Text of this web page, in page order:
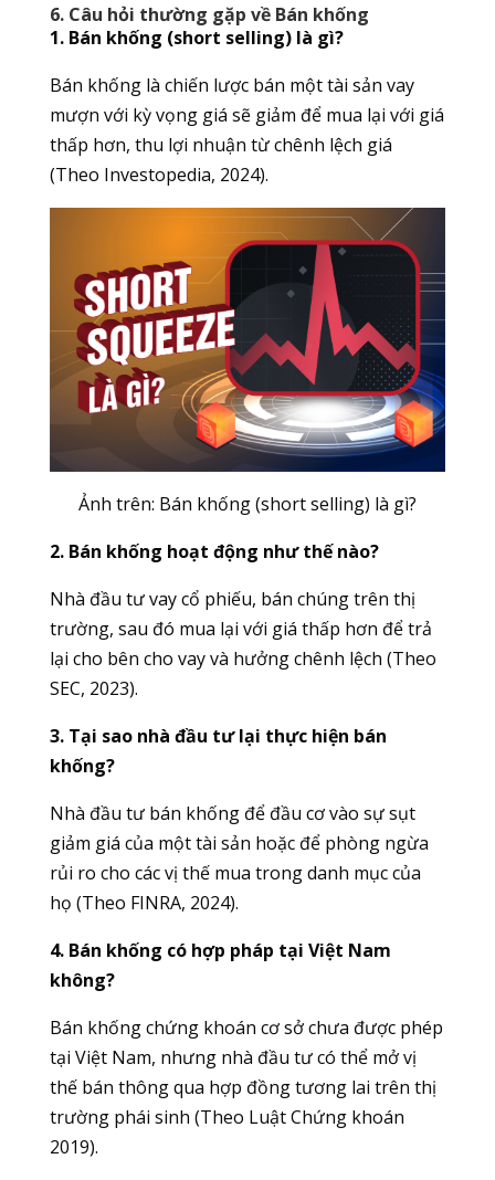
6. Câu hỏi thường gặp về Bán khống
1. Bán khống (short selling) là gì?
Bán khống là chiến lược bán một tài sản vay
mượn với kỳ vọng giá sẽ giảm để mua lại với giá
thấp hơn, thu lợi nhuận từ chênh lệch giá
(Theo Investopedia, 2024).
Ảnh trên: Bán khống (short selling) là gì?
2. Bán khống hoạt động như thế nào?
Nhà đầu tư vay cổ phiếu, bán chúng trên thị
trường, sau đó mua lại với giá thấp hơn để trả
lại cho bên cho vay và hưởng chênh lệch (Theo
SEC, 2023).
3. Tại sao nhà đầu tư lại thực hiện bán
khống?
Nhà đầu tư bán khống để đầu cơ vào sự sụt
giảm giá của một tài sản hoặc để phòng ngừa
rủi ro cho các vị thế mua trong danh mục của
họ (Theo FINRA, 2024).
4. Bán khống có hợp pháp tại Việt Nam
không?
Bán khống chứng khoán cơ sở chưa được phép
tại Việt Nam, nhưng nhà đầu tư có thể mở vị
thế bán thông qua hợp đồng tương lai trên thị
trường phái sinh (Theo Luật Chứng khoán
2019).